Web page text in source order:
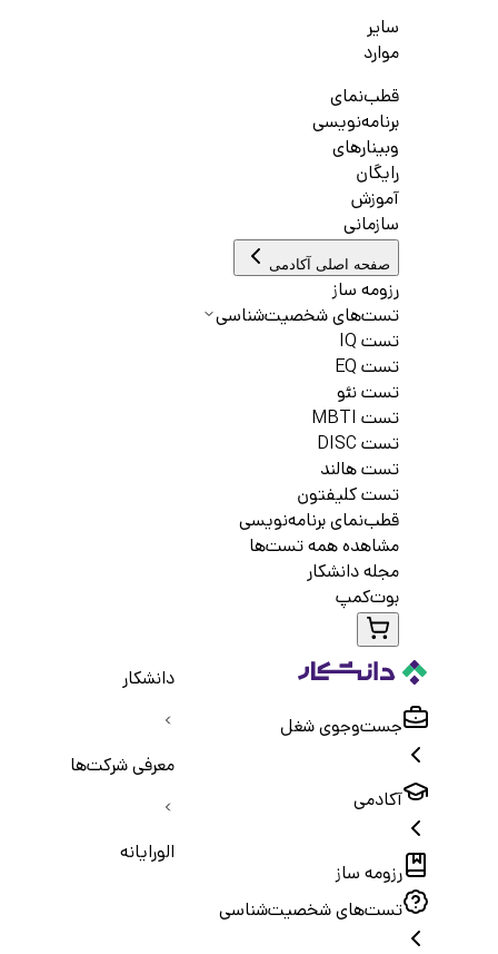
سایر
موارد
قطب‌نمای
برنامه‌نویسی
وبینارهای
رایگان
آموزش
سازمانی
صفحه اصلی آکادمی
رزومه ساز
تست‌های شخصیت‌شناسی
تست IQ
تست EQ
تست نئو
تست MBTI
تست DISC
تست هالند
تست کلیفتون
قطب‌نمای برنامه‌نویسی
مشاهده همه تست‌ها
مجله دانشکار
بوت‌کمپ
جست‌و‌جوی شغل
آکادمی
رزومه ساز
تست‌های شخصیت‌شناسی
دانشکار
معرفی شرکت‌ها
الورایانه